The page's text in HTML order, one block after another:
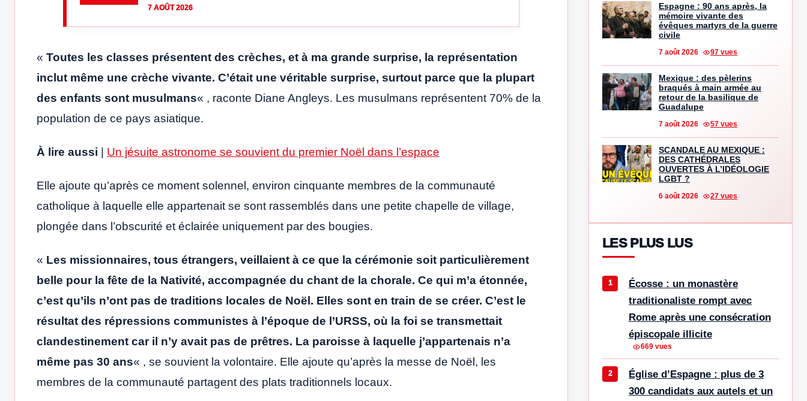
7 AOÛT 2026
« Toutes les classes présentent des crèches, et à ma grande surprise, la représentation
inclut même une crèche vivante. C’était une véritable surprise, surtout parce que la plupart
des enfants sont musulmans« , raconte Diane Angleys. Les musulmans représentent 70% de la
population de ce pays asiatique.
À lire aussi Un jésuite astronome se souvient du premier Noël dans l’espace
Elle ajoute qu’après ce moment solennel, environ cinquante membres de la communauté
catholique à laquelle elle appartenait se sont rassemblés dans une petite chapelle de village,
plongée dans l’obscurité et éclairée uniquement par des bougies.
« Les missionnaires, tous étrangers, veillaient à ce que la cérémonie soit particulièrement
belle pour la fête de la Nativité, accompagnée du chant de la chorale. Ce qui m’a étonnée,
c’est qu’ils n’ont pas de traditions locales de Noël. Elles sont en train de se créer. C’est le
résultat des répressions communistes à l’époque de l’URSS, où la foi se transmettait
clandestinement car il n’y avait pas de prêtres. La paroisse à laquelle j’appartenais n’a
même pas 30 ans« , se souvient la volontaire. Elle ajoute qu’après la messe de Noël, les
membres de la communauté partagent des plats traditionnels locaux.
Espagne : 90 ans après, la
mémoire vivante des
évêques martyrs de la guerre
civile
7 août 2026 97 vues
Mexique : des pèlerins
braqués à main armée au
retour de la basilique de
Guadalupe
7 août 2026 57 vues
SCANDALE AU MEXIQUE :
DES CATHÉDRALES
OUVERTES À L’IDÉOLOGIE
LGBT ?
6 août 2026 27 vues
LES PLUS LUS
Écosse : un monastère
traditionaliste rompt avec
Rome après une consécration
épiscopale illicite
669 vues
Église d’Espagne : plus de 3
300 candidats aux autels et un